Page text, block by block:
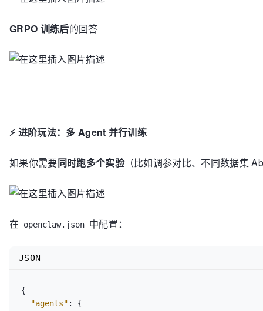
GRPO 训练后的回答
⚡ 进阶玩法：多 Agent 并行训练
如果你需要同时跑多个实验（比如调参对比、不同数据集
在 openclaw.json 中配置：
{
"agents" :
{
JSON